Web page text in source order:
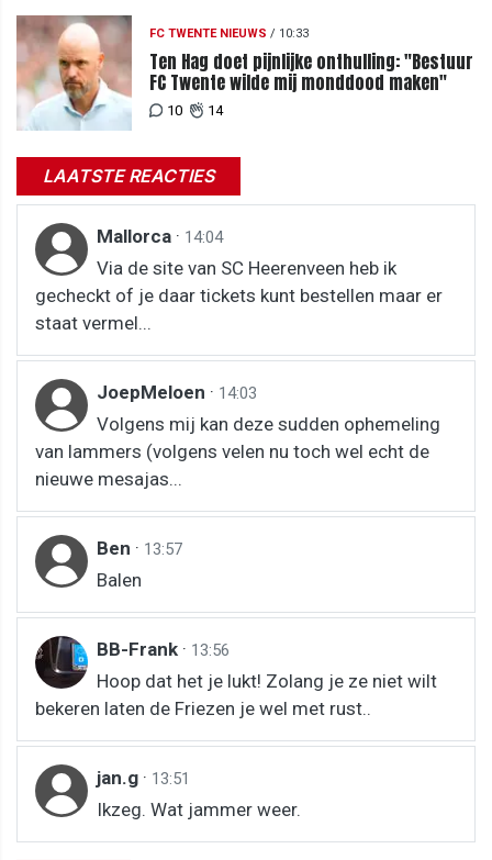
FC TWENTE NIEUWS / 10:33
Ten Hag doet pijnlijke onthulling: "Bestuur
FC Twente wilde mij monddood maken"
10 14
LAATSTE REACTIES
Mallorca · 14:04
Via de site van SC Heerenveen heb ik
gecheckt of je daar tickets kunt bestellen maar er
staat vermel...
JoepMeloen · 14:03
Volgens mij kan deze sudden ophemeling
van lammers (volgens velen nu toch wel echt de
nieuwe mesajas...
Ben · 13:57
Balen
BB-Frank · 13:56
Hoop dat het je lukt! Zolang je ze niet wilt
bekeren laten de Friezen je wel met rust..
jan.g · 13:51
Ikzeg. Wat jammer weer.